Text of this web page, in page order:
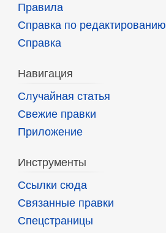
Правила
Справка по редактированию
Справка
Навигация
Случайная статья
Свежие правки
Приложение
Инструменты
Ссылки сюда
Связанные правки
Спецстраницы